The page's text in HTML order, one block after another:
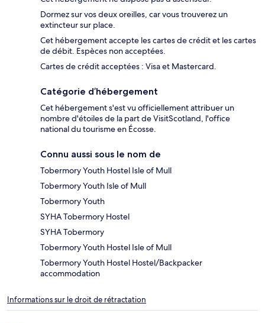
Dormez sur vos deux oreilles, car vous trouverez un
extincteur sur place.
Cet hébergement accepte les cartes de crédit et les cartes
de débit. Espèces non acceptées.
Cartes de crédit acceptées : Visa et Mastercard.
Catégorie d’hébergement
Cet hébergement s'est vu officiellement attribuer un
nombre d'étoiles de la part de VisitScotland, l'office
national du tourisme en Écosse.
Connu aussi sous le nom de
Tobermory Youth Hostel Isle of Mull
Tobermory Youth Isle of Mull
Tobermory Youth
SYHA Tobermory Hostel
SYHA Tobermory
Tobermory Youth Hostel Isle of Mull
Tobermory Youth Hostel Hostel/Backpacker
accommodation
Informations sur le droit de rétractation